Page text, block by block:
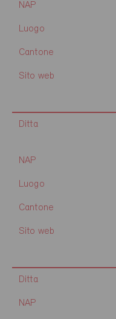
NAP
Luogo
Cantone
Sito web
Ditta
NAP
Luogo
Cantone
Sito web
Ditta
NAP